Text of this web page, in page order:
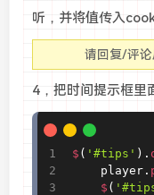
听，并将值传入
请回复/评论
4，把时间提示框里
$ ( '#tips' ) .
	player
.
$ (